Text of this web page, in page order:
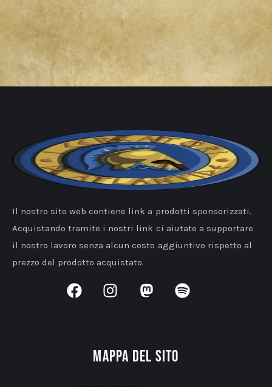
Il nostro sito web contiene link a prodotti sponsorizzati.
Acquistando tramite i nostri link ci aiutate a supportare
il nostro lavoro senza alcun costo aggiuntivo rispetto al
prezzo del prodotto acquistato.
Mappa del sito